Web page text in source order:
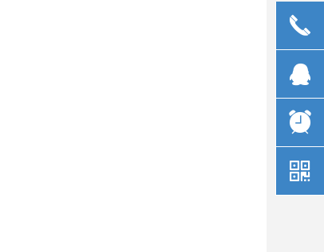
끅
뀩
뀥
낃